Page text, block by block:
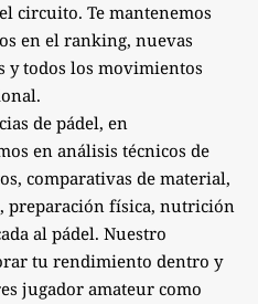
circuito. Te mantenemos
en el ranking, nuevas
y todos los movimientos
de pádel, en
en análisis técnicos de
comparativas de material,
preparación física, nutrición
al pádel. Nuestro
tu rendimiento dentro y
jugador amateur como